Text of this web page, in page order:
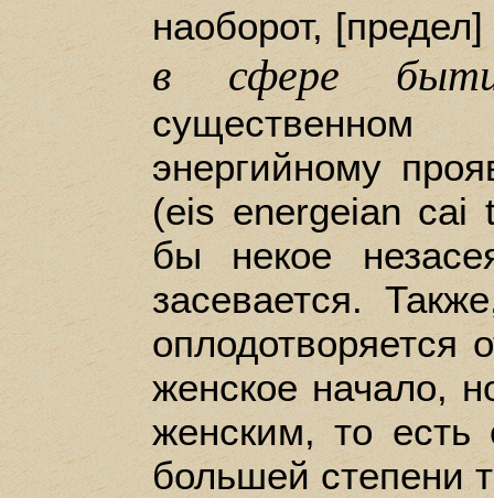
наоборот, [предел]
в сфере
энергийному
(eis energeian cai
бы некое
засевается.
оплодотворяется
женское начало,
женским, то
большей степени